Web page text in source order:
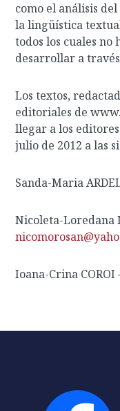
como el análisis
la lingüística
todos los cuales
desarrollar a
Los textos,
editoriales de
llegar a los
julio de 2012 a las
Sanda-Maria
Nicoleta-Loredana
Ioana-Crina COROI